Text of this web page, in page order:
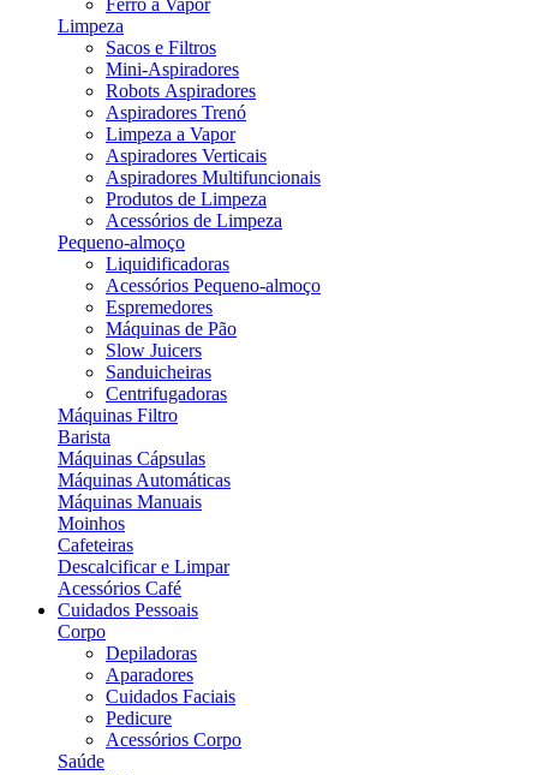
Ferro a Vapor
Limpeza
Sacos e Filtros
Mini-Aspiradores
Robots Aspiradores
Aspiradores Trenó
Limpeza a Vapor
Aspiradores Verticais
Aspiradores Multifuncionais
Produtos de Limpeza
Acessórios de Limpeza
Pequeno-almoço
Liquidificadoras
Acessórios Pequeno-almoço
Espremedores
Máquinas de Pão
Slow Juicers
Sanduicheiras
Centrifugadoras
Máquinas Filtro
Barista
Máquinas Cápsulas
Máquinas Automáticas
Máquinas Manuais
Moinhos
Cafeteiras
Descalcificar e Limpar
Acessórios Café
Cuidados Pessoais
Corpo
Depiladoras
Aparadores
Cuidados Faciais
Pedicure
Acessórios Corpo
Saúde